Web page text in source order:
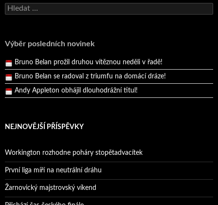
Vyhledávání
Výběr posledních novinek
Andy Appleton obhájil dlouhodrážní titul!
Pražský přebor neskrblil překvapeními!
Bruno Belan se radoval z triumfu na domácí dráze!
Andy Appleton obhájil dlouhodrážní titul!
Reprezentační dvojice brala český titul!
NEJNOVĚJŠÍ PŘÍSPĚVKY
Workington rozhodne poháry stopětadvacítek
První liga míří na neutrální dráhu
Žarnovický majstrovský víkend